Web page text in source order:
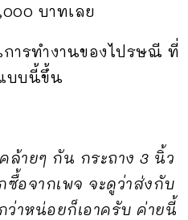
บาทเลย
ารทำงานของไปรษณี ที่
บบนี้ขึ้น
ล้ายๆ กัน กระถาง 3 นิ้ว
ซื้อจากเพจ จะดูว่าส่งกับ
าหน่อยก็เอาครับ ค่ายนี้